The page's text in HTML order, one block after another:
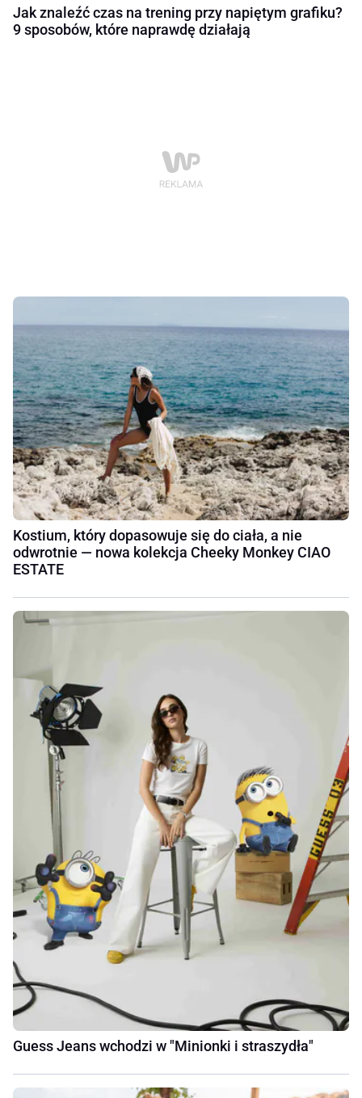
Jak znaleźć czas na trening przy napiętym grafiku?
9 sposobów, które naprawdę działają
Kostium, który dopasowuje się do ciała, a nie
odwrotnie — nowa kolekcja Cheeky Monkey CIAO
ESTATE
Guess Jeans wchodzi w "Minionki i straszydła"